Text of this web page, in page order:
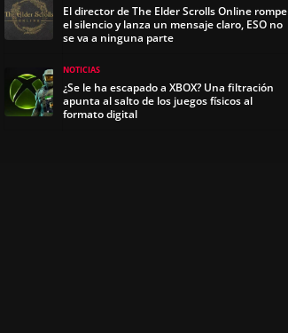
El director de The Elder Scrolls Online rompe
el silencio y lanza un mensaje claro, ESO no
se va a ninguna parte
NOTICIAS
¿Se le ha escapado a XBOX? Una filtración
apunta al salto de los juegos físicos al
formato digital